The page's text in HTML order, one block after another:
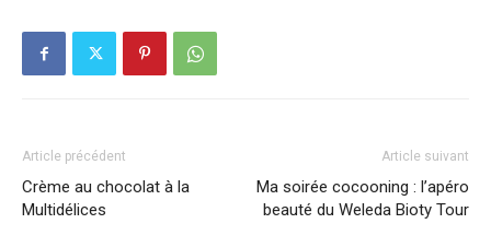
Article précédent
Crème au chocolat à la
Multidélices
Article suivant
Ma soirée cocooning : l’apéro
beauté du Weleda Bioty Tour